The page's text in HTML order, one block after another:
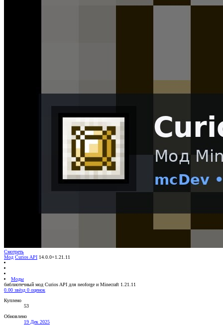
Смотреть
Мод Curios API 14.0.0+1.21.11
Моды
библиотечный мод Curios API для neoforge и Minecraft 1.21.11
0.00 звёзд 0 оценок
Куплено
53
Обновлено
19 Дек 2025